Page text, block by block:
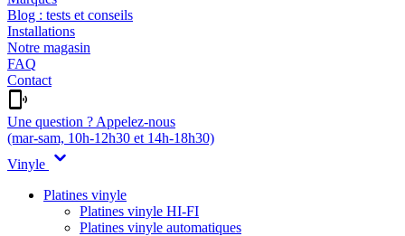
Blog : tests et conseils
Installations
Notre magasin
FAQ
Contact
Une question ? Appelez-nous
(mar-sam, 10h-12h30 et 14h-18h30)
Vinyle
Platines vinyle
Platines vinyle HI-FI
Platines vinyle automatiques